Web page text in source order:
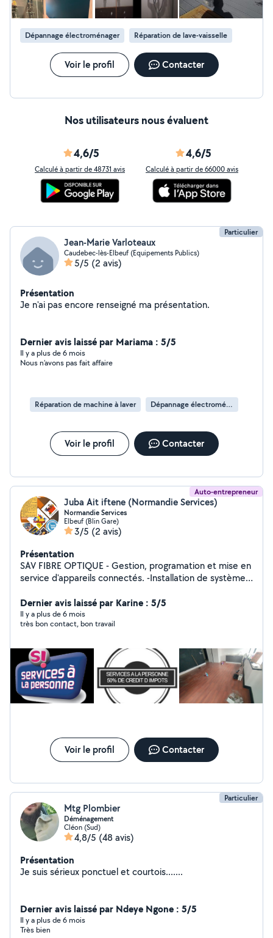
Dépannage électroménager Réparation de lave-vaisselle
Voir le profil Contacter
Nos utilisateurs nous évaluent
4,6/5
Calculé à partir de 48731 avis
4,6/5
Calculé à partir de 66000 avis
Particulier
Jean-Marie Varloteaux
Caudebec-lès-Elbeuf (Equipements Publics)
5/5 (2 avis)
Présentation
Je n'ai pas encore renseigné ma présentation.
Dernier avis laissé par Mariama : 5/5
Il y a plus de 6 mois
Nous n’avons pas fait affaire
Réparation de machine à laver Dépannage électroménager
Voir le profil Contacter
Auto-entrepreneur
Juba Ait iftene (Normandie Services)
Normandie Services
Elbeuf (Blin Gare)
3/5 (2 avis)
Présentation
SAV FIBRE OPTIQUE - Gestion, programation et mise en
service d'appareils connectés. -Installation de systèmes
d'espaces privés, professionnels et publics - Nettoyage
de vehicules roulants privés et professionnels. - Travaux
de petit bricolage. - Livraisons de courses et de repas à
Dernier avis laissé par Karine : 5/5
Il y a plus de 6 mois
très bon contact, bon travail
Voir le profil Contacter
Particulier
Mtg Plombier
Déménagement
Cléon (Sud)
4,8/5 (48 avis)
Présentation
Je suis sérieux ponctuel et courtois.......
Dernier avis laissé par Ndeye Ngone : 5/5
Il y a plus de 6 mois
Très bien